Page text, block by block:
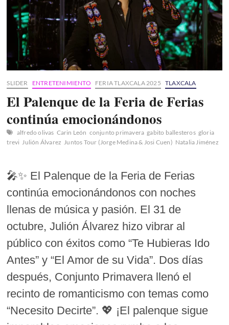
SLIDER ENTRETENIMIENTO FERIA TLAXCALA 2025 TLAXCALA
El Palenque de la Feria de Ferias
continúa emocionándonos
alfredo olivas Carin León conjunto primavera gabito ballesteros gloria
trevi Julión Álvarez Juntos Tour (Jorge Medina & Josi Cuen) Natalia Jiménez
🎤✨ El Palenque de la Feria de Ferias
continúa emocionándonos con noches
llenas de música y pasión. El 31 de
octubre, Julión Álvarez hizo vibrar al
público con éxitos como “Te Hubieras Ido
Antes” y “El Amor de su Vida”. Dos días
después, Conjunto Primavera llenó el
recinto de romanticismo con temas como
“Necesito Decirte”. 💖 ¡El palenque sigue